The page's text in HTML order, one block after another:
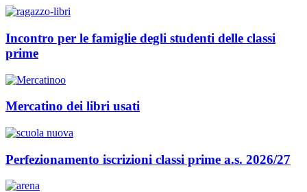
Incontro per le famiglie degli studenti delle classi
prime
Mercatino dei libri usati
Perfezionamento iscrizioni classi prime a.s. 2026/27